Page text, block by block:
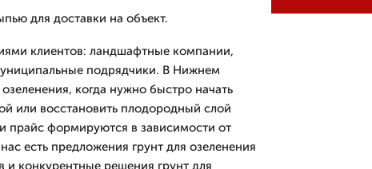
для доставки на объект.
клиентов: ландшафтные компании,
подрядчики. В Нижнем
когда нужно быстро начать
или восстановить плодородный слой
прайс формируются в зависимости от
есть предложения грунт для озеленения
конкурентные решения грунт для